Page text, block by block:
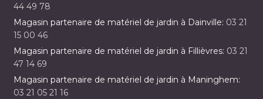
44 49 78
Magasin partenaire de matériel de jardin à Dainville: 03 21
15 00 46
Magasin partenaire de matériel de jardin à Fillièvres: 03 21
47 14 69
Magasin partenaire de matériel de jardin à Maninghem:
03 21 05 21 16